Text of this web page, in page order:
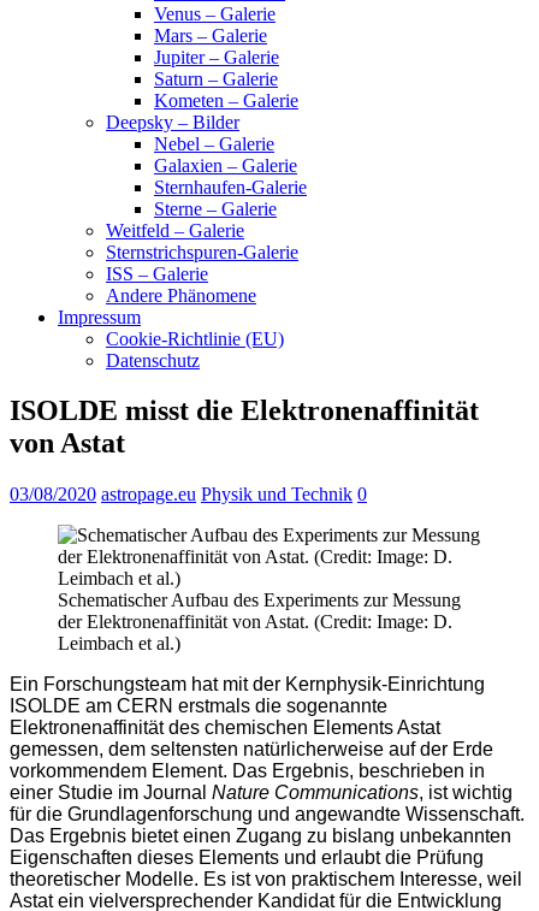
Venus – Galerie
Mars – Galerie
Jupiter – Galerie
Saturn – Galerie
Kometen – Galerie
Deepsky – Bilder
Nebel – Galerie
Galaxien – Galerie
Sternhaufen-Galerie
Sterne – Galerie
Weitfeld – Galerie
Sternstrichspuren-Galerie
ISS – Galerie
Andere Phänomene
Impressum
Cookie-Richtlinie (EU)
Datenschutz
ISOLDE misst die Elektronenaffinität
von Astat
03/08/2020 astropage.eu Physik und Technik 0
Schematischer Aufbau des Experiments zur Messung
der Elektronenaffinität von Astat. (Credit: Image: D.
Leimbach et al.)
Ein Forschungsteam hat mit der Kernphysik-Einrichtung
ISOLDE am CERN erstmals die sogenannte
Elektronenaffinität des chemischen Elements Astat
gemessen, dem seltensten natürlicherweise auf der Erde
vorkommendem Element. Das Ergebnis, beschrieben in
einer Studie im Journal Nature Communications, ist wichtig
für die Grundlagenforschung und angewandte Wissenschaft.
Das Ergebnis bietet einen Zugang zu bislang unbekannten
Eigenschaften dieses Elements und erlaubt die Prüfung
theoretischer Modelle. Es ist von praktischem Interesse, weil
Astat ein vielversprechender Kandidat für die Entwicklung